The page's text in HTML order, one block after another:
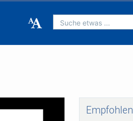
Suche etwas ...
Empfohlen